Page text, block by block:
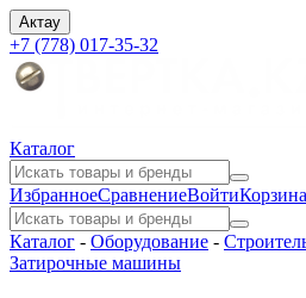
Актау
+7 (778) 017-35-32
Каталог
ИзбранноеСравнениеВойтиКорзина
Каталог - Оборудование -
Затирочные машины